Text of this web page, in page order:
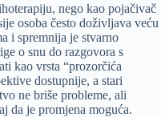
nego kao pojačivač
osoba često doživljava veću
i spremnija je stvarno
o snu do razgovora s
kao vrsta “prozorčića
dostupnije, a stari
ne briše probleme, ali
da je promjena moguća.